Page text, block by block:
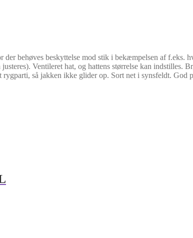
behøves beskyttelse mod stik i bekæmpelsen af f.eks.
Ventileret hat, og hattens størrelse kan
så jakken ikke glider op. Sort net i synsfeldt. God